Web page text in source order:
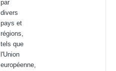
par
divers
pays et
régions,
tels que
l'Union
européenne,